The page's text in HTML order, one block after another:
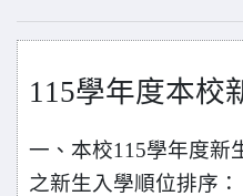
115學年度本校
一、本校115學年度新
之新生入學順位排序：